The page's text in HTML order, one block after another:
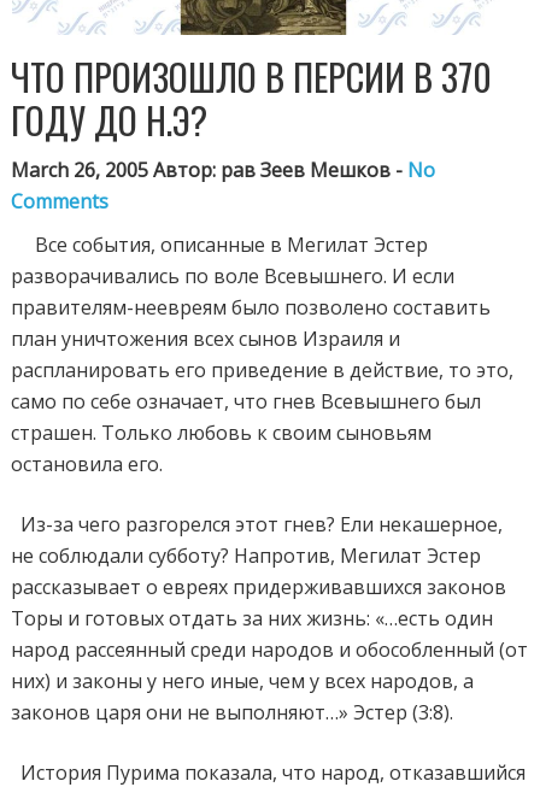
ЧТО ПРОИЗОШЛО В ПЕРСИИ В 370
ГОДУ ДО Н.Э?
March 26, 2005 Автор: рав Зеев Мешков - No
Comments
Все события, описанные в Мегилат Эстер
разворачивались по воле Всевышнего. И если
правителям-неевреям было позволено составить
план уничтожения всех сынов Израиля и
распланировать его приведение в действие, то это,
само по себе означает, что гнев Всевышнего был
страшен. Только любовь к своим сыновьям
остановила его.
Из-за чего разгорелся этот гнев? Ели некашерное,
не соблюдали субботу? Напротив, Мегилат Эстер
рассказывает о евреях придерживавшихся законов
Торы и готовых отдать за них жизнь: «…есть один
народ рассеянный среди народов и обособленный (от
них) и законы у него иные, чем у всех народов, а
законов царя они не выполняют…» Эстер (3:8).
История Пурима показала, что народ, отказавшийся